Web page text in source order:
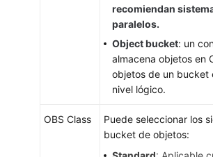
una
recomiendan
paralelos.
Object bucket: un
almacena objetos en
objetos de un bucket
nivel lógico.
OBS Class
Puede seleccionar los
bucket de objetos: